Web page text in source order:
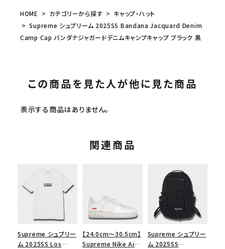
HOME カテゴリーから探す
キャップ・ハット
Supreme シュプリーム 2025SS Bandana Jacquard Denim
Camp Cap バンダナジャガードデニムキャンプキャップ ブラック 黒
この商品を見た人が他に見た商品
表示する商品はありません。
関連商品
Supreme シュプリー
ム 2025SS Los
【24.0cm～30.5cm】
Supreme Nike Air
Supreme シュプリー
ム 2025SS